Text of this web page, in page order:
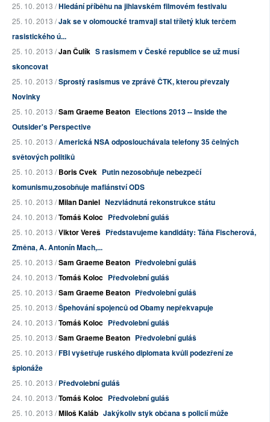
25. 10. 2013 /Hledání příběhu na jihlavském filmovém festivalu
25. 10. 2013 /Jak se v olomoucké tramvaji stal tříletý kluk terčem
rasistického ú...
25. 10. 2013 /Jan Čulík S rasismem v České republice se už musí
skoncovat
25. 10. 2013 /Sprostý rasismus ve zprávě ČTK, kterou převzaly
Novinky
25. 10. 2013 /Sam Graeme Beaton Elections 2013 -- Inside the
Outsider's Perspective
25. 10. 2013 /Americká NSA odposlouchávala telefony 35 čelných
světových politiků
25. 10. 2013 /Boris Cvek Putin nezosobňuje nebezpečí
komunismu,zosobňuje mafiánství ODS
25. 10. 2013 /Milan Daniel Nezvládnutá rekonstrukce státu
24. 10. 2013 /Tomáš Koloc Předvolební guláš
25. 10. 2013 /Viktor Vereš Představujeme kandidáty: Táňa Fischerová,
Změna, A. Antonín Mach,...
25. 10. 2013 /Sam Graeme Beaton Předvolební guláš
24. 10. 2013 /Tomáš Koloc Předvolební guláš
25. 10. 2013 /Sam Graeme Beaton Předvolební guláš
25. 10. 2013 /Špehování spojenců od Obamy nepřekvapuje
24. 10. 2013 /Tomáš Koloc Předvolební guláš
25. 10. 2013 /Sam Graeme Beaton Předvolební guláš
25. 10. 2013 /FBI vyšetřuje ruského diplomata kvůli podezření ze
špionáže
25. 10. 2013 /Předvolební guláš
24. 10. 2013 /Tomáš Koloc Předvolební guláš
25. 10. 2013 /Miloš Kaláb Jakýkoliv styk občana s policií může